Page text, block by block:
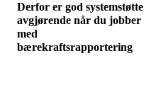
Derfor er god systemstøtte
avgjørende når du jobber
med
bærekraftsrapportering